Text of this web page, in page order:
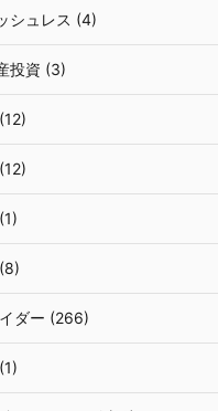
シュレス (4)
投資 (3)
ダー (266)